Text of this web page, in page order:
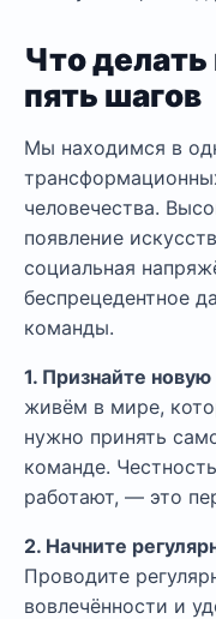
Что
пять шагов
Мы находимся в
человечества.
появление
социальная
беспрецедентное
команды.
1. Признайте
живём в мире,
нужно принять
команде.
работают, — это
2. Начните
Проводите
вовлечённости и